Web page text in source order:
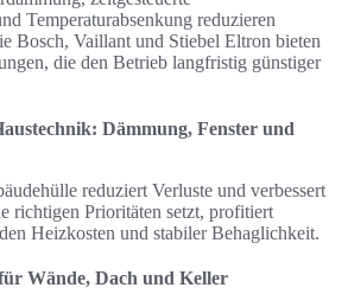
Temperaturabsenkung reduzieren
Bosch, Vaillant und Stiebel Eltron bieten
die den Betrieb langfristig günstiger
Dämmung, Fenster und
reduziert Verluste und verbessert
richtigen Prioritäten setzt, profitiert
Heizkosten und stabiler Behaglichkeit.
Wände, Dach und Keller